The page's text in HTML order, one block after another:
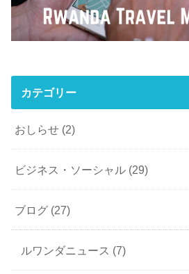
カテゴリー
おしらせ (2)
ビジネス・ソーシャル (29)
ブログ (27)
ルワンダニュース (7)